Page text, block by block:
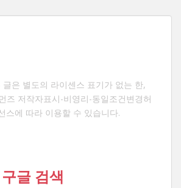
은 별도의 라이센스 표기가 없는 한,
즈 저작자표시-비영리-동일조건변경허
스에 따라 이용할 수 있습니다.
글 검색